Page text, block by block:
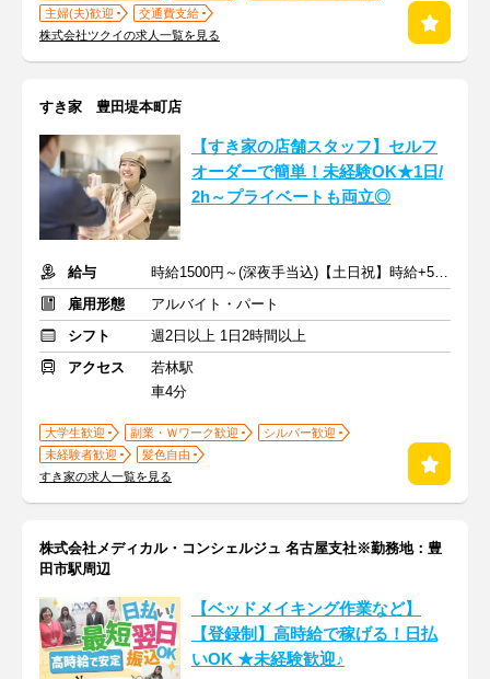
主婦(夫)歓迎
交通費支給
株式会社ツクイの求人一覧を見る
すき家 豊田堤本町店
【すき家の店舗スタッフ】セルフ
オーダーで簡単！未経験OK★1日/
2h～プライベートも両立◎
給与
時給1500円～(深夜手当込)【土日祝】時給+50円 ※交通費支給
雇用形態
アルバイト・パート
シフト
週2日以上 1日2時間以上
アクセス
若林駅
車4分
大学生歓迎 副業・Ｗワーク歓迎
シルバー歓迎
未経験者歓迎
髪色自由
すき家の求人一覧を見る
株式会社メディカル・コンシェルジュ 名古屋支社※勤務地：豊
田市駅周辺
【ベッドメイキング作業など】
【登録制】高時給で稼げる！日払
いOK ★未経験歓迎♪